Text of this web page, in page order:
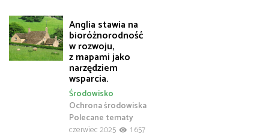
Anglia stawia na
bioróżnorodność
w rozwoju,
z mapami jako
narzędziem
wsparcia.
Ochrona środowiska
Polecane tematy
Środowisko
czerwiec 2025 1 657